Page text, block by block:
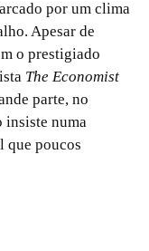
Apesar de
o prestigiado
The Economist
parte, no
numa
que poucos